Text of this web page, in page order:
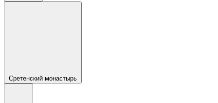
Сретенский монастырь